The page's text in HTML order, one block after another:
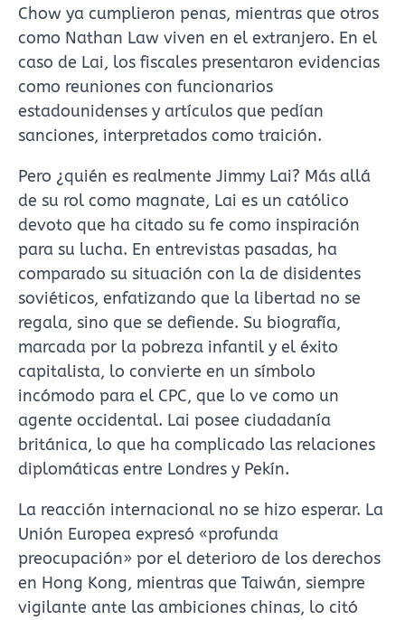
Chow ya cumplieron penas, mientras que otros
como Nathan Law viven en el extranjero. En el
caso de Lai, los fiscales presentaron evidencias
como reuniones con funcionarios
estadounidenses y artículos que pedían
sanciones, interpretados como traición.
Pero ¿quién es realmente Jimmy Lai? Más allá
de su rol como magnate, Lai es un católico
devoto que ha citado su fe como inspiración
para su lucha. En entrevistas pasadas, ha
comparado su situación con la de disidentes
soviéticos, enfatizando que la libertad no se
regala, sino que se defiende. Su biografía,
marcada por la pobreza infantil y el éxito
capitalista, lo convierte en un símbolo
incómodo para el CPC, que lo ve como un
agente occidental. Lai posee ciudadanía
británica, lo que ha complicado las relaciones
diplomáticas entre Londres y Pekín.
La reacción internacional no se hizo esperar. La
Unión Europea expresó «profunda
preocupación» por el deterioro de los derechos
en Hong Kong, mientras que Taiwán, siempre
vigilante ante las ambiciones chinas, lo citó